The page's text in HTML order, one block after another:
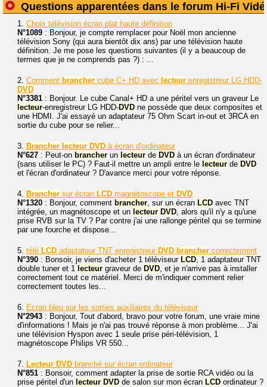
Questions apparentées dans le forum Hi-Fi
1. Choix télévision écran plat haute définition
N°1089 : Bonjour, je compte remplacer pour Noël mon ancienne
télévision Sony (qui aura bientôt dix ans) par une télévision haute
définition. Je me pose les questions suivantes (il y a beaucoup de
termes que je ne comprends pas ?) : ...
2. Comment brancher cube C+ HD avec lecteur enregistreur LG HDD-
DVD
N°3381 : Bonjour. Le cube Canal+ HD a une péritel vers un graveur Le
lecteur-enregistreur LG HDD-DVD ne possède que deux composites et
une HDMI. J'ai essayé un adaptateur 75 Ohm Scart in-out et 3RCA en
sortie du cube pour se relier...
3. Brancher lecteur DVD à écran d'ordinateur
N°627 : Peut-on brancher un lecteur de DVD à un écran d'ordinateur
(sans utiliser le PC) ? Faut-il mettre un ampli entre le lecteur de DVD
et l'écran d'ordinateur ? D'avance merci pour votre réponse.
4. Brancher sur écran LCD magnétoscope et DVD
N°1320 : Bonjour, comment brancher, sur un écran LCD avec TNT
intégrée, un magnétoscope et un lecteur DVD, alors qu'il n'y a qu'une
prise RVB sur la TV ? Par contre j'ai une rallonge péritel qui se termine
par une fourche et dispose...
5. télé LCD adaptateur TNT enregistreur DVD brancher correctement
N°390 : Bonsoir, je viens d'acheter 1 téléviseur LCD, 1 adaptateur TNT
double tuner et 1 lecteur graveur de DVD, et je n'arrive pas à installer
correctement tout ce matériel. Merci de m'indiquer comment relier
correctement toutes les...
6. Ecran bleu sur les sorties auxiliaires du téléviseur
N°2943 : Bonjour, Tout d'abord, bravo pour votre forum, une vraie mine
d'informations ! Mais je n'ai pas trouvé réponse à mon problème... J'ai
une télévision Hyspon avec 1 seule prise péri-télévision, 1
magnétoscope Philips VR 550...
7. Lecteur DVD branché sur écran ordinateur
N°851 : Bonsoir, comment adapter la prise de sortie RCA vidéo ou la
prise péritel d'un lecteur DVD de salon sur mon écran LCD ordinateur ?